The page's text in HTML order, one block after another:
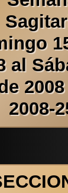
al
2008-